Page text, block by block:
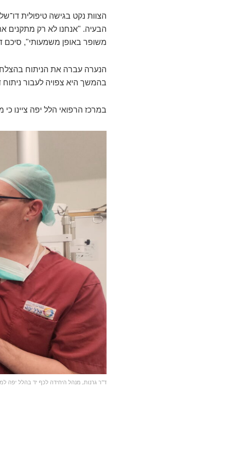
הצוות נקט בגישה טיפולית
הבעיה. "אנחנו לא רק מתקנים
משופר באופן משמעותי", סיכם
הנערה עברה את הניתוח
בהמשך היא צפויה לעבור ניתוח
במרכז הרפואי הלל יפה ציינו
ד"ר גרנות, מנהל היחידה לכף יד בהלל יפה